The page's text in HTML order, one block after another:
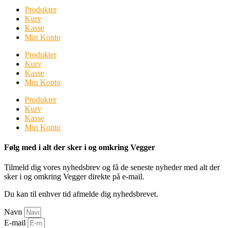
Produkter
Kurv
Kasse
Min Konto
Produkter
Kurv
Kasse
Min Konto
Produkter
Kurv
Kasse
Min Konto
Følg med i alt der sker i og omkring Vegger
Tilmeld dig vores nyhedsbrev og få de seneste nyheder med alt der
sker i og omkring Vegger direkte på e-mail.
Du kan til enhver tid afmelde dig nyhedsbrevet.
Navn
E-mail